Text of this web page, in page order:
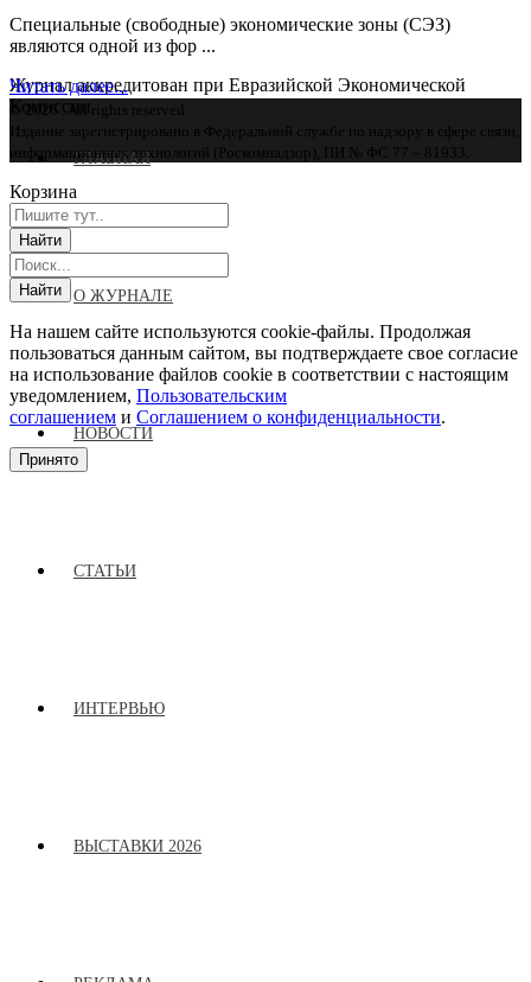
Журнал аккредитован при Евразийской Экономической
Комиссии
ГЛАВНАЯ
О ЖУРНАЛЕ
НОВОСТИ
СТАТЬИ
ИНТЕРВЬЮ
ВЫСТАВКИ 2026
Специальные (свободные) экономические зоны (СЭЗ)
являются одной из фор ...
Читать далее...
© 2026 . All rights reserved.
Издание зарегистрировано в Федеральной службе по надзору в сфере связи,
информационных технологий (Роскомнадзор), ПИ № ФС 77 – 81933.
Корзина
На нашем сайте используются cookie-файлы. Продолжая
пользоваться данным сайтом, вы подтверждаете свое согласие
на использование файлов cookie в соответствии с настоящим
уведомлением, Пользовательским
соглашением и Соглашением о конфиденциальности.
Принято